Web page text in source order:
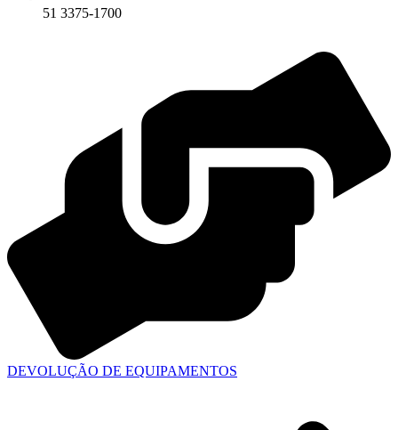
51 3375-1700
DEVOLUÇÃO DE EQUIPAMENTOS